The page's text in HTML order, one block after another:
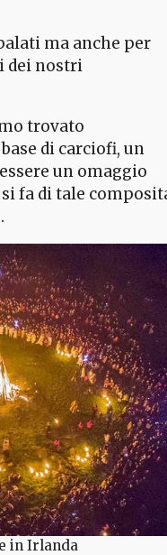
ma anche per
dei nostri
trovato
di carciofi, un
un omaggio
fa di tale
in Irlanda